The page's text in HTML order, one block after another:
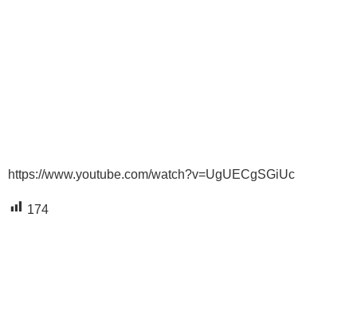
https://www.youtube.com/watch?v=UgUECgSGiUc
174